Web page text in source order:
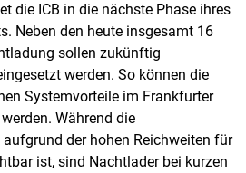
die ICB in die nächste Phase ihres
Neben den heute insgesamt 16
sollen zukünftig
werden. So können die
Systemvorteile im Frankfurter
Während die
der hohen Reichweiten für
ist, sind Nachtlader bei kurzen